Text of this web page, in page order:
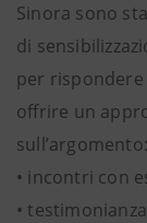
Sinora sono
di
per rispondere
offrire un
sull’argomento:
• incontri con
•